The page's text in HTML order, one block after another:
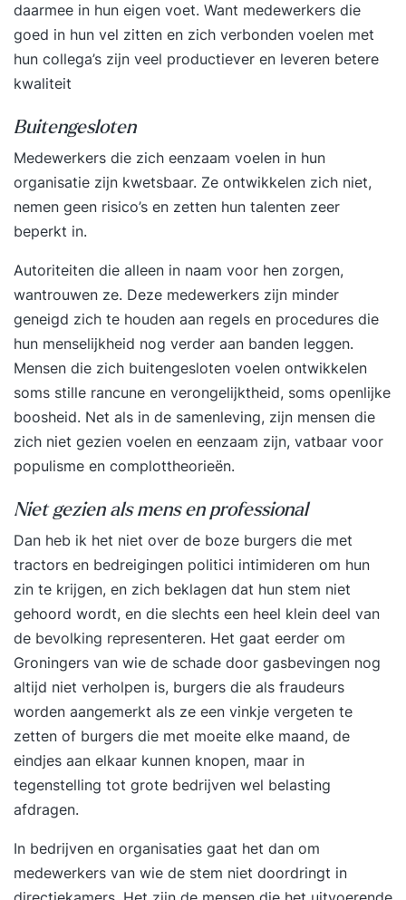
daarmee in hun eigen voet. Want medewerkers die
goed in hun vel zitten en zich verbonden voelen met
hun collega’s zijn veel productiever en leveren betere
kwaliteit
Buitengesloten
Medewerkers die zich eenzaam voelen in hun
organisatie zijn kwetsbaar. Ze ontwikkelen zich niet,
nemen geen risico’s en zetten hun talenten zeer
beperkt in.
Autoriteiten die alleen in naam voor hen zorgen,
wantrouwen ze. Deze medewerkers zijn minder
geneigd zich te houden aan regels en procedures die
hun menselijkheid nog verder aan banden leggen.
Mensen die zich buitengesloten voelen ontwikkelen
soms stille rancune en verongelijktheid, soms openlijke
boosheid. Net als in de samenleving, zijn mensen die
zich niet gezien voelen en eenzaam zijn, vatbaar voor
populisme en complottheorieën.
Niet gezien als mens en professional
Dan heb ik het niet over de boze burgers die met
tractors en bedreigingen politici intimideren om hun
zin te krijgen, en zich beklagen dat hun stem niet
gehoord wordt, en die slechts een heel klein deel van
de bevolking representeren. Het gaat eerder om
Groningers van wie de schade door gasbevingen nog
altijd niet verholpen is, burgers die als fraudeurs
worden aangemerkt als ze een vinkje vergeten te
zetten of burgers die met moeite elke maand, de
eindjes aan elkaar kunnen knopen, maar in
tegenstelling tot grote bedrijven wel belasting
afdragen.
In bedrijven en organisaties gaat het dan om
medewerkers van wie de stem niet doordringt in